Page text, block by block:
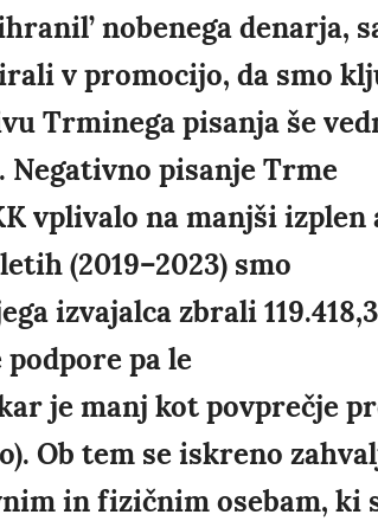
nobenega denarja,
v promocijo, da smo
Trminega pisanja še
Negativno pisanje Trme
vplivalo na manjši izplen
(2019–2023) smo
izvajalca zbrali
podpore pa le
kar je manj kot povprečje
Ob tem se iskreno
in fizičnim osebam, ki